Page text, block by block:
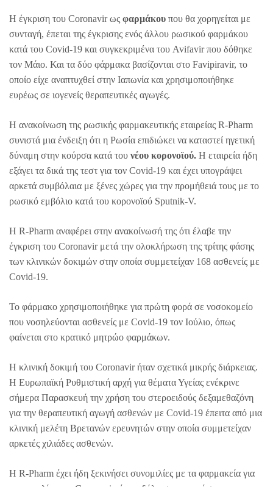
Η έγκριση του Coronavir ως φαρμάκου που θα χορηγείται με
συνταγή, έπεται της έγκρισης ενός άλλου ρωσικού φαρμάκου
κατά του Covid-19 και συγκεκριμένα του Avifavir που δόθηκε
τον Μάιο. Και τα δύο φάρμακα βασίζονται στο Favipiravir, το
οποίο είχε αναπτυχθεί στην Ιαπωνία και χρησιμοποιήθηκε
ευρέως σε ιογενείς θεραπευτικές αγωγές.
Η ανακοίνωση της ρωσικής φαρμακευτικής εταιρείας R-Pharm
συνιστά μια ένδειξη ότι η Ρωσία επιδιώκει να καταστεί ηγετική
δύναμη στην κούρσα κατά του νέου κορονοϊού. Η εταιρεία ήδη
εξάγει τα δικά της τεστ για τον Covid-19 και έχει υπογράψει
αρκετά συμβόλαια με ξένες χώρες για την προμήθειά τους με το
ρωσικό εμβόλιο κατά του κορονοϊού Sputnik-V.
Η R-Pharm αναφέρει στην ανακοίνωσή της ότι έλαβε την
έγκριση του Coronavir μετά την ολοκλήρωση της τρίτης φάσης
των κλινικών δοκιμών στην οποία συμμετείχαν 168 ασθενείς με
Covid-19.
Το φάρμακο χρησιμοποιήθηκε για πρώτη φορά σε νοσοκομείο
που νοσηλεύονται ασθενείς με Covid-19 τον Ιούλιο, όπως
φαίνεται στο κρατικό μητρώο φαρμάκων.
Η κλινική δοκιμή του Coronavir ήταν σχετικά μικρής διάρκειας.
Η Ευρωπαϊκή Ρυθμιστική αρχή για θέματα Υγείας ενέκρινε
σήμερα Παρασκευή την χρήση του στεροειδούς δεξαμεθαζόνη
για την θεραπευτική αγωγή ασθενών με Covid-19 έπειτα από μια
κλινική μελέτη Βρετανών ερευνητών στην οποία συμμετείχαν
αρκετές χιλιάδες ασθενών.
Η R-Pharm έχει ήδη ξεκινήσει συνομιλίες με τα φαρμακεία για